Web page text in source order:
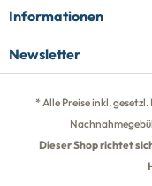
Informationen
Newsletter
* Alle Preise inkl.
Dieser Shop richtet